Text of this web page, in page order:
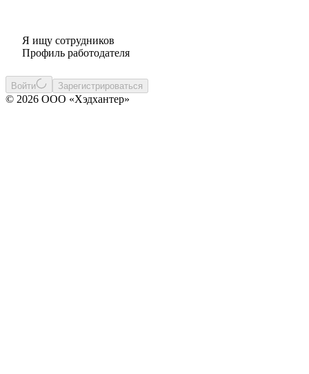
Я ищу сотрудников
Профиль работодателя
Войти Зарегистрироваться
© 2026 ООО «Хэдхантер»